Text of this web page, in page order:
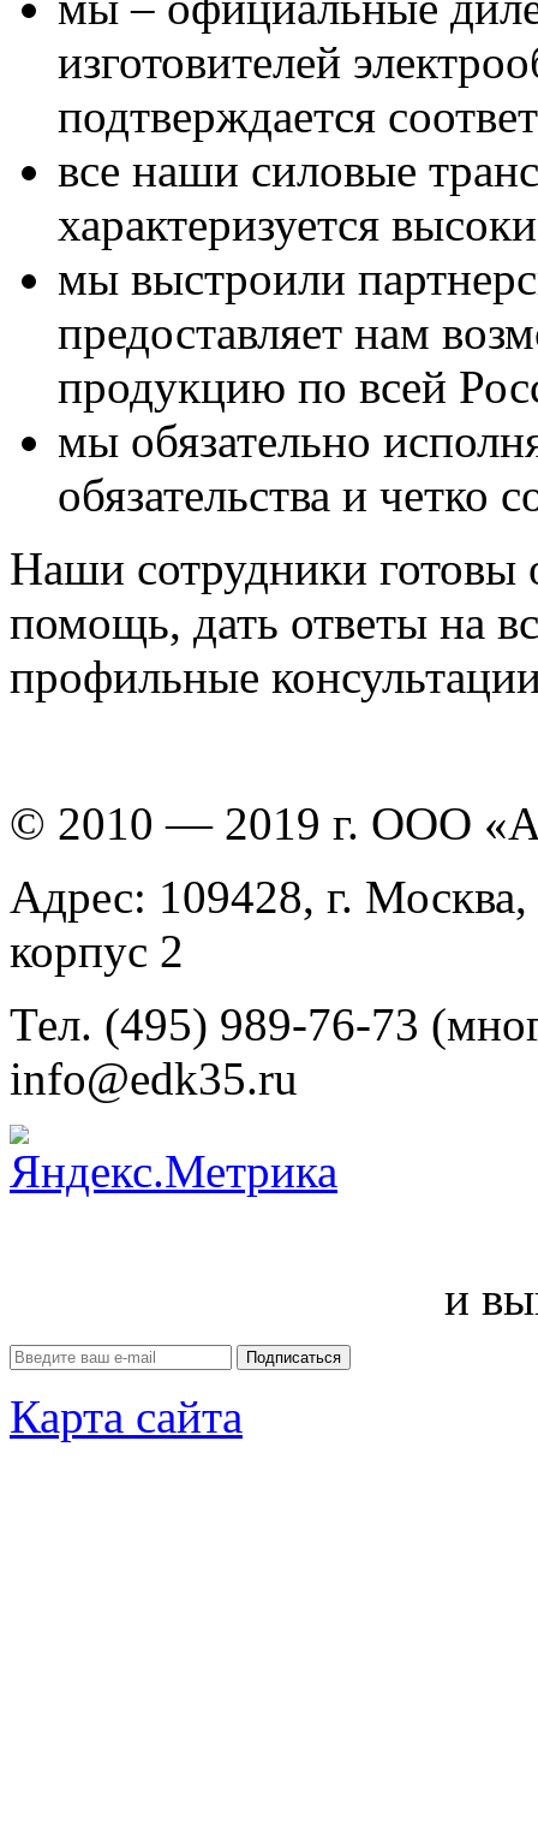
изготовителей
подтверждается
все наши cиловые
характеризуется
мы выстроили
предоставляет нам
продукцию по всей
мы обязательно
обязательства и четко
Наши сотрудники
помощь, дать ответы на
профильные
© 2010 — 2019 г. ООО
Адрес: 109428, г.
корпус 2
Тел. (495) 989-76-73
info@edk35.ru
и
Карта сайта